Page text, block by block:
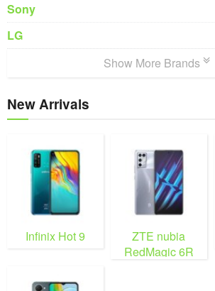
Sony
LG
Show More Brands
New Arrivals
Infinix Hot 9
ZTE nubia
RedMagic 6R